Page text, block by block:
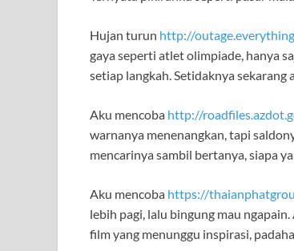
Hujan turun http://
gaya seperti atlet olimpiade, hanya
setiap langkah. Setidaknya sekarang
Aku mencoba http://
warnanya menenangkan, tapi
mencarinya sambil bertanya, siapa
Aku mencoba https://
lebih pagi, lalu bingung mau
film yang menunggu inspirasi,